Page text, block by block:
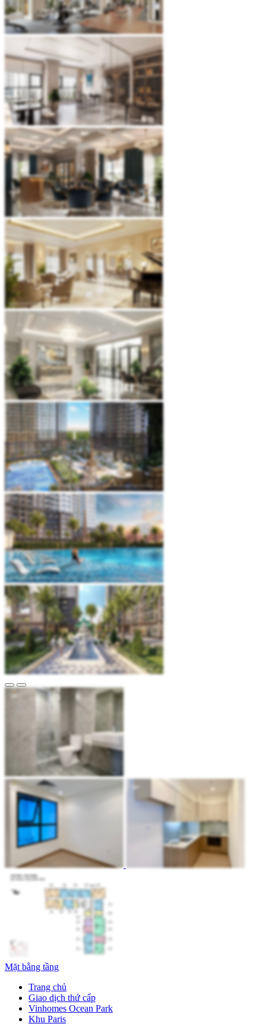
Mặt bằng tầng
Trang chủ
Giao dịch thứ cấp
Vinhomes Ocean Park
Khu Paris